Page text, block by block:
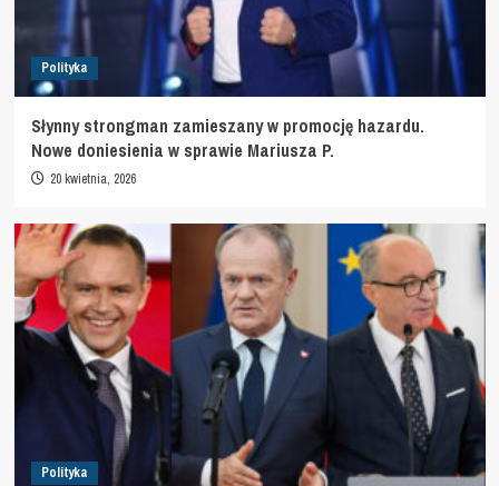
Polityka
Słynny strongman zamieszany w promocję hazardu.
Nowe doniesienia w sprawie Mariusza P.
20 kwietnia, 2026
Polityka